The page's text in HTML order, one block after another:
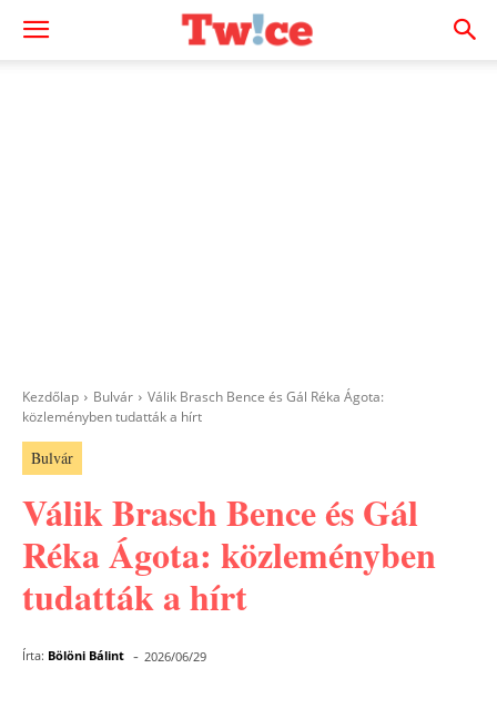
Kezdőlap Bulvár
Válik Brasch Bence és Gál Réka Ágota:
közleményben tudatták a hírt
Bulvár
Válik Brasch Bence és Gál
Réka Ágota: közleményben
tudatták a hírt
Írta: Bölöni Bálint - 2026/06/29